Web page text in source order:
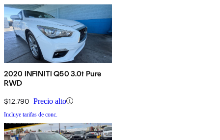
2020 INFINITI Q50 3.0t Pure
RWD
$12,790 Precio alto
Incluye tarifas de conc.